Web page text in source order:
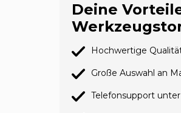
Deine
Hochwertige
Große Auswahl an
Telefonsupport unter